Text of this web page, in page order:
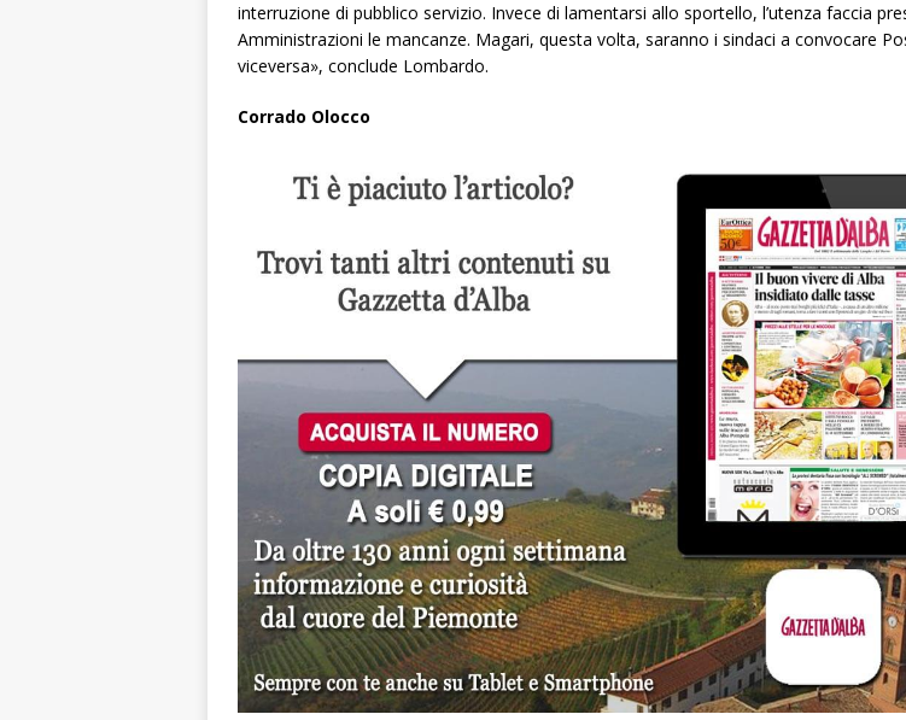
interruzione di pubblico servizio. Invece di lamentarsi allo sportello, l’utenza faccia
Amministrazioni le mancanze. Magari, questa volta, saranno i sindaci a convocare
viceversa», conclude Lombardo.
Corrado Olocco